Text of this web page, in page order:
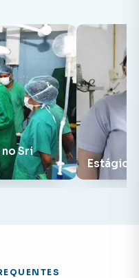
Sri
Estágios